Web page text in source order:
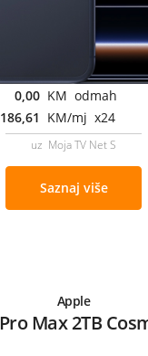
0,00 KM odmah
186,61 KM/mj x24
uz Moja TV Net S
Saznaj više
Apple
Max 2TB